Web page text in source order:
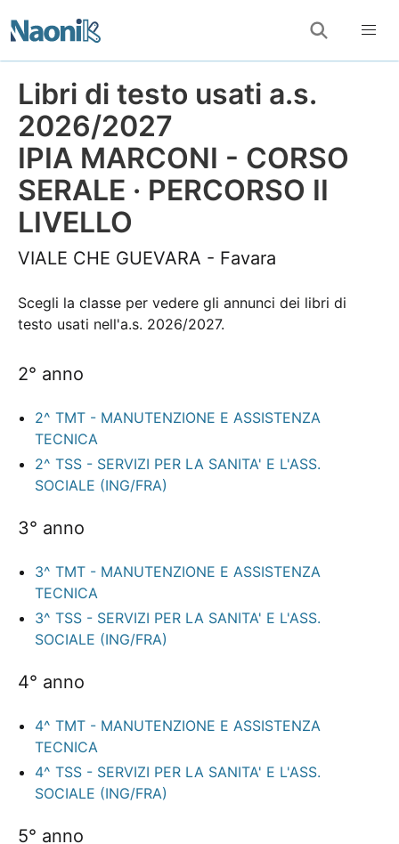
Libri di testo usati a.s.
2026/2027
IPIA MARCONI - CORSO
SERALE · PERCORSO II
LIVELLO
VIALE CHE GUEVARA - Favara
Scegli la classe per vedere gli annunci dei libri di
testo usati nell'a.s. 2026/2027.
2° anno
2^ TMT - MANUTENZIONE E ASSISTENZA
TECNICA
2^ TSS - SERVIZI PER LA SANITA' E L'ASS.
SOCIALE (ING/FRA)
3° anno
3^ TMT - MANUTENZIONE E ASSISTENZA
TECNICA
3^ TSS - SERVIZI PER LA SANITA' E L'ASS.
SOCIALE (ING/FRA)
4° anno
4^ TMT - MANUTENZIONE E ASSISTENZA
TECNICA
4^ TSS - SERVIZI PER LA SANITA' E L'ASS.
SOCIALE (ING/FRA)
5° anno